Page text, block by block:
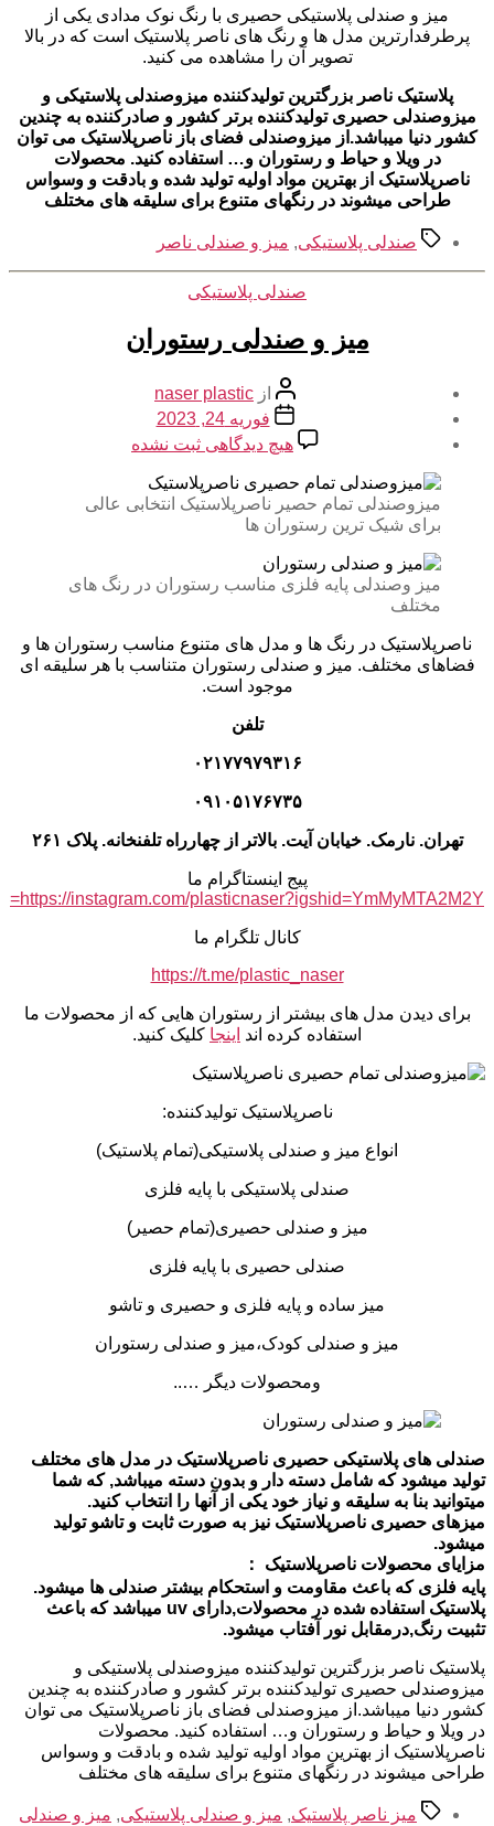
میز و صندلی پلاستیکی حصیری با رنگ نوک مدادی یکی از
پرطرفدارترین مدل ها و رنگ های ناصر پلاستیک است که در بالا
تصویر آن را مشاهده می کنید.
پلاستیک ناصر بزرگترین تولیدکننده میزوصندلی پلاستیکی و
میزوصندلی حصیری تولیدکننده برتر کشور و صادرکننده به چندین
کشور دنیا میباشد.از میزوصندلی فضای باز ناصرپلاستیک می توان
در ویلا و حیاط و رستوران و… استفاده کنید. محصولات
ناصرپلاستیک از بهترین مواد اولیه تولید شده و بادقت و وسواس
طراحی میشوند در رنگهای متنوع برای سلیقه های مختلف
برچسب‌ها
صندلی پلاستیکی, میز و صندلی ناصر
دسته‌ها
صندلی پلاستیکی
میز و صندلی رستوران
نویسنده
نوشته
از naser plastic
تاریخ
نوشته
فوریه 24, 2023
هیچ دیدگاهی برای
و
صندلی
ثبت نشده
میزوصندلی تمام حصیر ناصرپلاستیک انتخابی عالی
برای شیک ترین رستوران ها
میز وصندلی پایه فلزی مناسب رستوران در رنگ های
مختلف
ناصرپلاستیک در رنگ ها و مدل های متنوع مناسب رستوران ها و
فضاهای مختلف. میز و صندلی رستوران متناسب با هر سلیقه ای
موجود است.
تلفن
۰۲۱۷۷۹۷۹۳۱۶
۰۹۱۰۵۱۷۶۷۳۵
تهران. نارمک. خیابان آیت. بالاتر از چهارراه تلفنخانه. پلاک ۲۶۱
پیج اینستاگرام ما
https://instagram.com/plasticnaser?igshid=YmMyMTA2M2Y=
کانال تلگرام ما
https://t.me/plastic_naser
برای دیدن مدل های بیشتر از رستوران هایی که از محصولات ما
استفاده کرده اند اینجا کلیک کنید.
ناصرپلاستیک تولیدکننده:
انواع میز و صندلی پلاستیکی(تمام پلاستیک)
صندلی پلاستیکی با پایه فلزی
میز و صندلی حصیری(تمام حصیر)
صندلی حصیری با پایه فلزی
میز ساده و پایه فلزی و حصیری و تاشو
میز و صندلی کودک،میز و صندلی رستوران
ومحصولات دیگر …..
صندلی های پلاستیکی حصیری ناصرپلاستیک در مدل های مختلف
تولید میشود که شامل دسته دار و بدون دسته میباشد, که شما
میتوانید بنا به سلیقه و نیاز خود یکی از آنها را انتخاب کنید.
میزهای حصیری ناصرپلاستیک نیز به صورت ثابت و تاشو تولید
میشود.
مزایای محصولات ناصرپلاستیک ：
پایه فلزی که باعث مقاومت و استحکام بیشتر صندلی ها میشود.
پلاستیک استفاده شده در محصولات,دارای uv میباشد که باعث
تثبیت رنگ,درمقابل نور آفتاب میشود.
پلاستیک ناصر بزرگترین تولیدکننده میزوصندلی پلاستیکی و
میزوصندلی حصیری تولیدکننده برتر کشور و صادرکننده به چندین
کشور دنیا میباشد.از میزوصندلی فضای باز ناصرپلاستیک می توان
در ویلا و حیاط و رستوران و… استفاده کنید. محصولات
ناصرپلاستیک از بهترین مواد اولیه تولید شده و بادقت و وسواس
طراحی میشوند در رنگهای متنوع برای سلیقه های مختلف
برچسب‌ها
میز ناصر پلاستیک, میز و صندلی پلاستیکی, میز و صندلی